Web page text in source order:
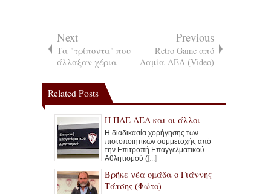
Next
Τα "τρίποντα" που
άλλαξαν χέρια
Previous
Retro Game από
Λαμία-ΑΕΛ (Video)
Related Posts
Η ΠΑΕ ΑΕΛ και οι άλλοι
Η διαδικασία χορήγησης των
πιστοποιητικών συμμετοχής από
την Επιτροπή Επαγγελματικού
Αθλητισμού ([...]
Βρήκε νέα ομάδα ο Γιάννης
Τάτσης (Φώτο)